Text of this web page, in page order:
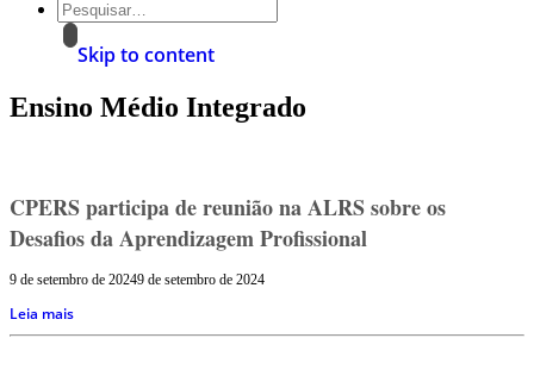
Skip to content
Ensino Médio Integrado
CPERS participa de reunião na ALRS sobre os
Desafios da Aprendizagem Profissional
9 de setembro de 20249 de setembro de 2024
Leia mais